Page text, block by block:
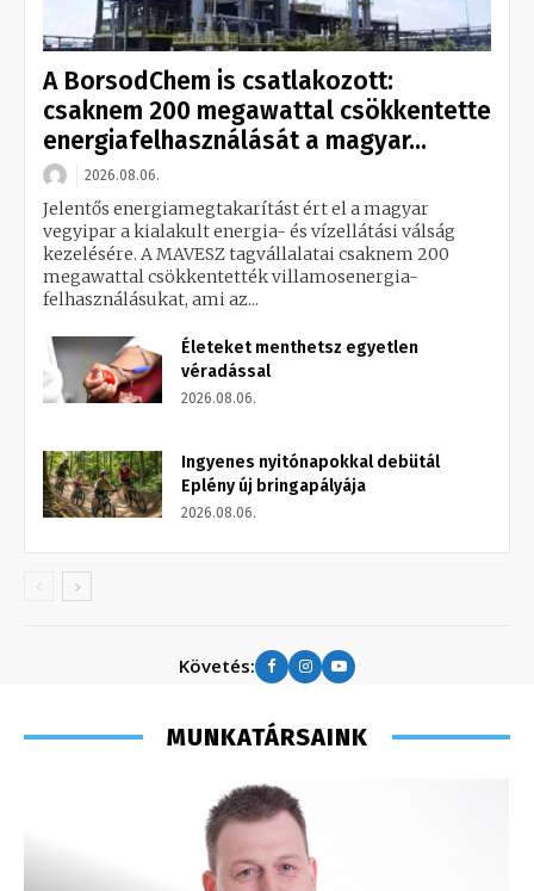
A BorsodChem is csatlakozott:
csaknem 200 megawattal csökkentette
energiafelhasználását a magyar...
2026.08.06.
Jelentős energiamegtakarítást ért el a magyar
vegyipar a kialakult energia- és vízellátási válság
kezelésére. A MAVESZ tagvállalatai csaknem 200
megawattal csökkentették villamosenergia-
felhasználásukat, ami az...
Életeket menthetsz egyetlen
véradással
2026.08.06.
Ingyenes nyitónapokkal debütál
Eplény új bringapályája
2026.08.06.
Követés:
MUNKATÁRSAINK